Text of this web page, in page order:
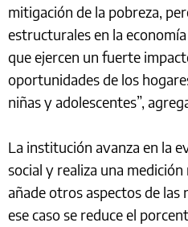
mitigación de la pobreza,
estructurales en la
que ejercen un fuerte
oportunidades de los
niñas y adolescentes”,
La institución avanza en la
social y realiza una
añade otros aspectos de las
ese caso se reduce el